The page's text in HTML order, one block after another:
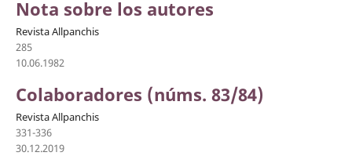
Nota sobre los autores
Revista Allpanchis
285
10.06.1982
Colaboradores (núms. 83/84)
Revista Allpanchis
331-336
30.12.2019